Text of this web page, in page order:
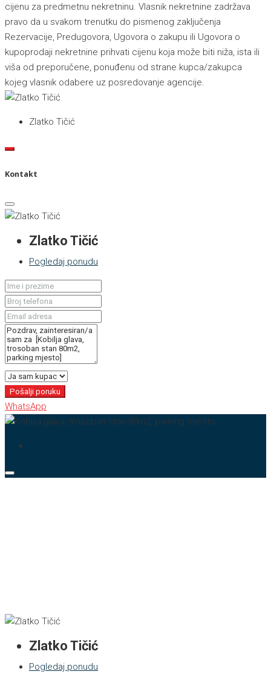
cijenu za predmetnu nekretninu. Vlasnik nekretnine zadržava
pravo da u svakom trenutku do pismenog zaključenja
Rezervacije, Predugovora, Ugovora o zakupu ili Ugovora o
kupoprodaji nekretnine prihvati cijenu koja može biti niža, ista ili
viša od preporučene, ponuđenu od strane kupca/zakupca
kojeg vlasnik odabere uz posredovanje agencije.
Zlatko Tičić
Kontakt
Zlatko Tičić
Pogledaj ponudu
Pošalji poruku
WhatsApp
Zlatko Tičić
Pogledaj ponudu